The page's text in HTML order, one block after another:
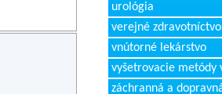
urológia
verejné zdravotníctvo
vnútorné lekárstvo
vyšetrovacie metódy
záchranná a